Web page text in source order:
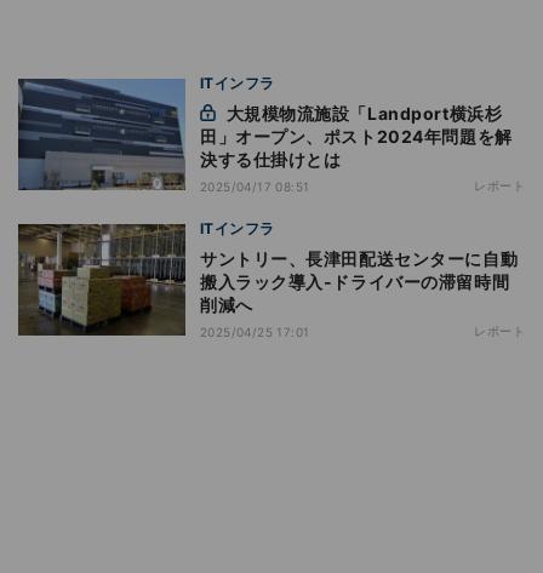
ITインフラ
田」オープン、ポスト2024年問題を解
決する仕掛けとは
2025/04/17 08:51 レポート
ITインフラ
サントリー、長津田配送センターに自動
搬入ラック導入‐ドライバーの滞留時間
削減へ
2025/04/25 17:01 レポート